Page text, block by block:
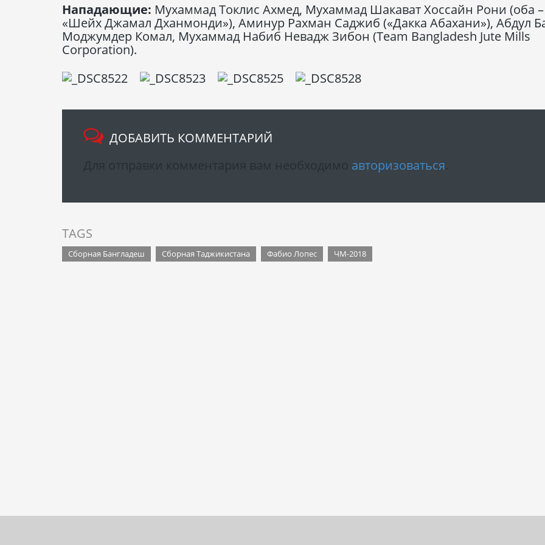
Нападающие: Мухаммад Токлис Ахмед, Мухаммад Шакават Хоссайн Рони (оба –
«Шейх Джамал Дханмонди»), Аминур Рахман Саджиб («Дакка Абахани»), Абдул
Моджумдер Комал, Мухаммад Набиб Невадж Зибон (Team Bangladesh Jute Mills
Corporation).
ДОБАВИТЬ КОММЕНТАРИЙ
авторизоваться
TAGS
Сборная Бангладеш Сборная Таджикистана Фабио Лопес ЧМ-2018